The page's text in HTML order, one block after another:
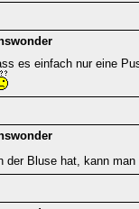
es einfach nur eine
der Bluse hat, kann man